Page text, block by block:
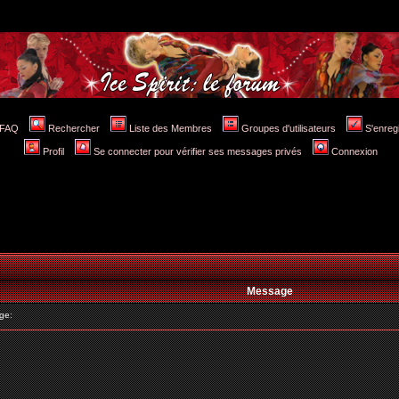
FAQ Rechercher Liste des Membres Groupes d'utilisateurs
Profil Se connecter pour vérifier ses messages privés Connexion
Message